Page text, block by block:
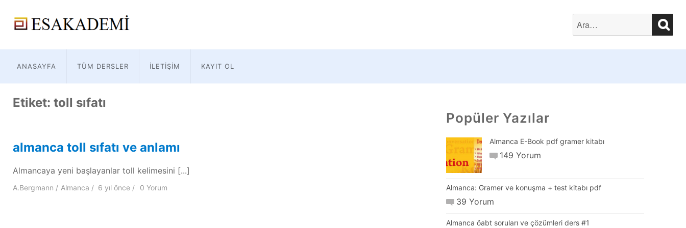
for:
ANASAYFA TÜM DERSLER İLETIŞIM KAYIT OL
Etiket: toll sıfatı
almanca toll sıfatı ve anlamı
Almancaya yeni başlayanlar toll kelimesini [...]
A.Bergmann Almanca 6 yıl önce 0 Yorum
Popüler Yazılar
Almanca E-Book pdf gramer kitabı
149 Yorum
Almanca: Gramer ve konuşma + test kitabı pdf
39 Yorum
Almanca öabt soruları ve çözümleri ders #1